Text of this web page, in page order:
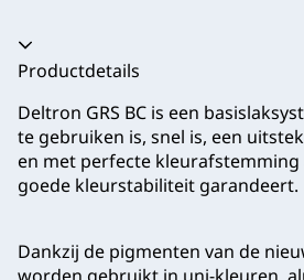
Productdetails
Deltron GRS BC is een
te gebruiken is, snel is, een
en met perfecte kleurafstemming
goede kleurstabiliteit garandeert.
Dankzij de pigmenten van de